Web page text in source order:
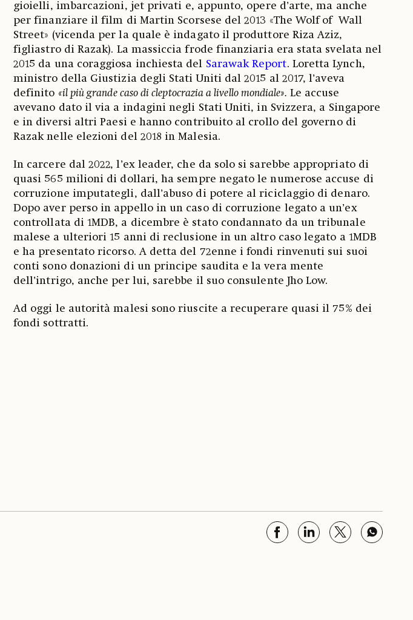
gioielli, imbarcazioni, jet privati e, appunto, opere d’arte, ma anche
per finanziare il film di Martin Scorsese del 2013 «The Wolf of Wall
Street» (vicenda per la quale è indagato il produttore Riza Aziz,
figliastro di Razak). La massiccia frode finanziaria era stata svelata nel
2015 da una coraggiosa inchiesta del Sarawak Report. Loretta Lynch,
ministro della Giustizia degli Stati Uniti dal 2015 al 2017, l’aveva
definito «il più grande caso di cleptocrazia a livello mondiale». Le accuse
avevano dato il via a indagini negli Stati Uniti, in Svizzera, a Singapore
e in diversi altri Paesi e hanno contribuito al crollo del governo di
Razak nelle elezioni del 2018 in Malesia.
In carcere dal 2022, l’ex leader, che da solo si sarebbe appropriato di
quasi 565 milioni di dollari, ha sempre negato le numerose accuse di
corruzione imputategli, dall’abuso di potere al riciclaggio di denaro.
Dopo aver perso in appello in un caso di corruzione legato a un’ex
controllata di 1MDB, a dicembre è stato condannato da un tribunale
malese a ulteriori 15 anni di reclusione in un altro caso legato a 1MDB
e ha presentato ricorso. A detta del 72enne i fondi rinvenuti sui suoi
conti sono donazioni di un principe saudita e la vera mente
dell’intrigo, anche per lui, sarebbe il suo consulente Jho Low.
Ad oggi le autorità malesi sono riuscite a recuperare quasi il 75% dei
fondi sottratti.